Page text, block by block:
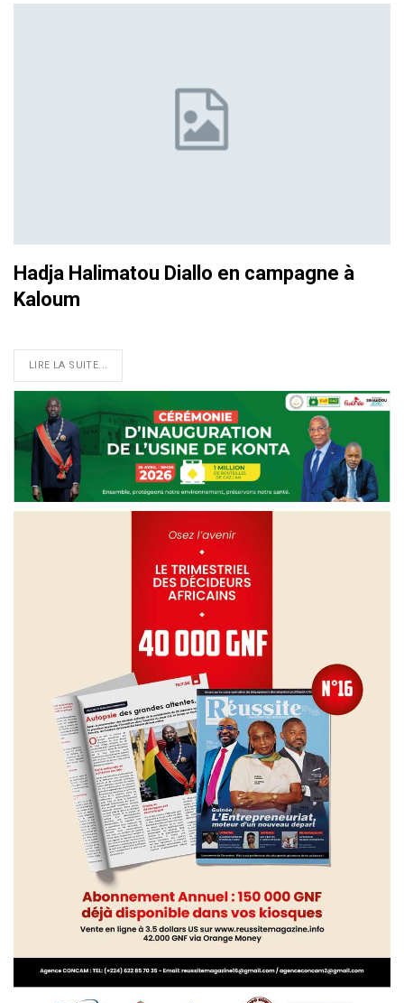
Hadja Halimatou Diallo en campagne à
Kaloum
LIRE LA SUITE...